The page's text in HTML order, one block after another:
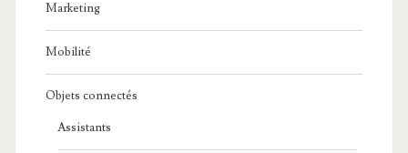
Marketing
Mobilité
Objets connectés
Assistants